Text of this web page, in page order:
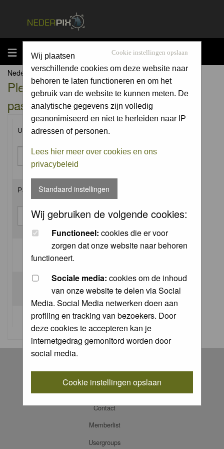
MENU Cookie instellingen opslaan
Wij plaatsen
verschillende cookies om deze website naar
behoren te laten functioneren en om het
gebruik van de website te kunnen meten. De
analytische gegevens zijn volledig
geanonimiseerd en niet te herleiden naar IP
adressen of personen.
Lees hier meer over cookies en ons
privacybeleid
Standaard instellingen
Wij gebruiken de volgende cookies:
Functioneel: cookies die er voor
zorgen dat onze website naar behoren
functioneert.
Sociale media: cookies om de inhoud
van onze website te delen via Social
Media. Social Media netwerken doen aan
profiling en tracking van bezoekers. Door
deze cookies te accepteren kan je
internetgedrag gemonitord worden door
social media.
Cookie instellingen opslaan
Nederpix.nl Forum Index
Please enter your username and
password to log in.
Username:
Password:
Log me on automatically each visit:
I forgot my password
Log in
Contact
Memberlist
Usergroups